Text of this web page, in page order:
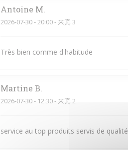
Antoine M
2026-07-30- 20:00 - 来宾 3
Très bien comme d'habitude
Martine B
2026-07-30- 12:30 - 来宾 2
service au top produits servis de qualité